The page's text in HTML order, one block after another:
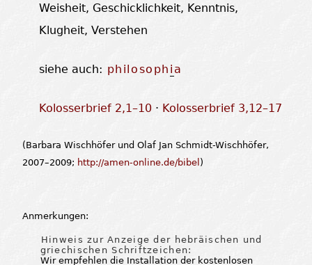
Weisheit, Geschicklichkeit, Kenntnis,
Klugheit, Verstehen
siehe auch: philosoph i a
Kolosserbrief 2,1–10 · Kolosserbrief 3,12–17
(Barbara Wischhöfer und Olaf Jan Schmidt-Wischhöfer,
2007–2009; http://amen-online.de/bibel )
Anmerkungen:
Hinweis zur Anzeige der hebräischen und
griechischen Schriftzeichen:
Wir empfehlen die Installation der kostenlosen